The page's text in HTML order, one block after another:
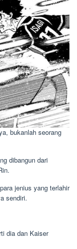
bukanlah seorang
dibangun dari
jenius yang terlahir
sendiri.
dia dan Kaiser